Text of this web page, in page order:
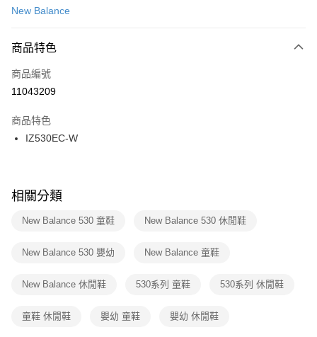
便利好安心！
３．安心：先確認商品／服務後，再付款。
【「AFTEE先享後付」結帳流程】
１．於結帳方式選擇「AFTEE先享後付」後，將跳轉至「AFTEE先享後付」
２．訂單成立數日內，您將收到繳費通知簡訊。
３．收到繳費通知簡訊後14天內，點擊此簡訊中的連結，可透過四大超商／
ATM／網路銀行／等多元方式進行付款，方視為交易完成。
※ 交易是否成功請以「AFTEE先享後付 」之結帳頁面顯示為準，若有關於
是否繳費成功／繳費後需取消欲退款等相關疑問，請聯繫「AFTEE先享後付
客戶支援中心」 https://netprotections.freshdesk.com/support/home
１．透過由恩沛科技股份有限公司提供之「AFTEE先享後付」服務完成之交
權轉讓予恩沛科技股份有限公司。
３．未成年的使用者請事先徵得法定代理人或監護人之同意方可使用
運送方式
每筆NT$100，滿NT$1,500(含以上)免運費
宅配
每筆NT$100，滿NT$1,500(含以上)免運費
付款後門市自取
每筆NT$100，滿NT$1,500(含以上)免運費
New Balance
商品特色
商品編號
11043209
商品特色
IZ530EC-W
相關分類
New Balance 530 童鞋 New Balance 530 休閒鞋
New Balance 530 嬰幼 New Balance 童鞋
New Balance 休閒鞋 530系列 童鞋 530系列 休閒鞋
童鞋 休閒鞋 嬰幼 童鞋 嬰幼 休閒鞋